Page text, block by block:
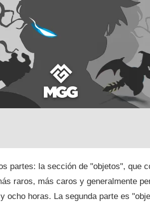
partes: la sección de "objetos", que
raros, más caros y generalmente
ocho horas. La segunda parte es